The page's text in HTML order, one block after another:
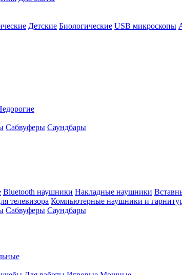
Детские Биологические USB микроскопы
Сабвуферы Саундбары
Bluetooth наушники Накладные наушники
телевизора Компьютерные наушники и
Сабвуферы Саундбары